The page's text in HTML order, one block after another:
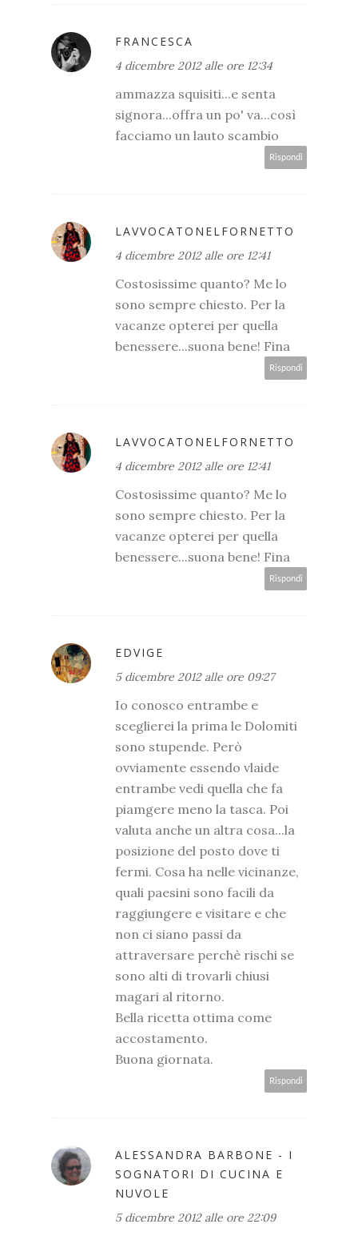
FRANCESCA
4 dicembre 2012 alle ore 12:34
ammazza squisiti...e senta
signora...offra un po' va...così
facciamo un lauto scambio
Rispondi
LAVVOCATONELFORNETTO
4 dicembre 2012 alle ore 12:41
Costosissime quanto? Me lo
sono sempre chiesto. Per la
vacanze opterei per quella
benessere...suona bene! Fina
Rispondi
LAVVOCATONELFORNETTO
4 dicembre 2012 alle ore 12:41
Costosissime quanto? Me lo
sono sempre chiesto. Per la
vacanze opterei per quella
benessere...suona bene! Fina
Rispondi
EDVIGE
5 dicembre 2012 alle ore 09:27
Io conosco entrambe e
sceglierei la prima le Dolomiti
sono stupende. Però
ovviamente essendo vlaide
entrambe vedi quella che fa
piamgere meno la tasca. Poi
valuta anche un altra cosa...la
posizione del posto dove ti
fermi. Cosa ha nelle vicinanze,
quali paesini sono facili da
raggiungere e visitare e che
non ci siano passi da
attraversare perchè rischi se
sono alti di trovarli chiusi
magari al ritorno.
Bella ricetta ottima come
accostamento.
Buona giornata.
Rispondi
ALESSANDRA BARBONE - I
SOGNATORI DI CUCINA E
NUVOLE
5 dicembre 2012 alle ore 22:09